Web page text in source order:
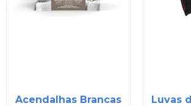
Acendalhas Brancas
Luvas